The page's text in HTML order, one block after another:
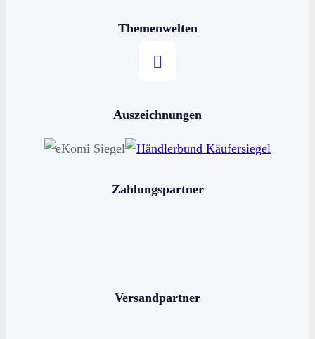
Themenwelten
Horoskop kaufen
Sternschnuppe kaufen
Auszeichnungen
Zahlungspartner
Versandpartner